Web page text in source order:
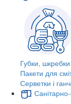
Губки, шкребки
Пакети для
Серветки і
Санітарно-